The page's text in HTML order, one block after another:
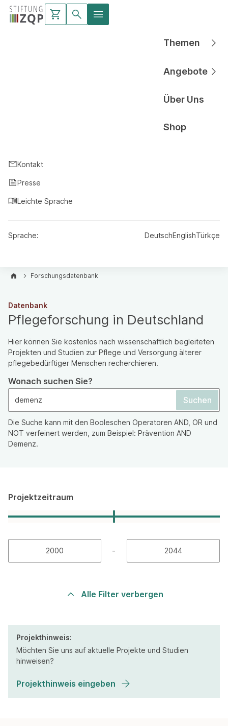
Sprache: DeutschEnglishTürkçe
Kontakt
Presse
Leichte Sprache
Themen
Angebote
Über Uns
Shop
Forschungsdatenbank
Datenbank
Pflegeforschung in Deutschland
Hier können Sie kostenlos nach wissenschaftlich begleiteten
Projekten und Studien zur Pflege und Versorgung älterer
pflegebedürftiger Menschen recherchieren.
Wonach suchen Sie?
Die Suche kann mit den Booleschen Operatoren AND, OR und
NOT verfeinert werden, zum Beispiel: Prävention AND
Demenz.
Projektzeitraum
-
Alle Filter verbergen
Projekthinweis:
Möchten Sie uns auf aktuelle Projekte und Studien
hinweisen?
Projekthinweis eingeben